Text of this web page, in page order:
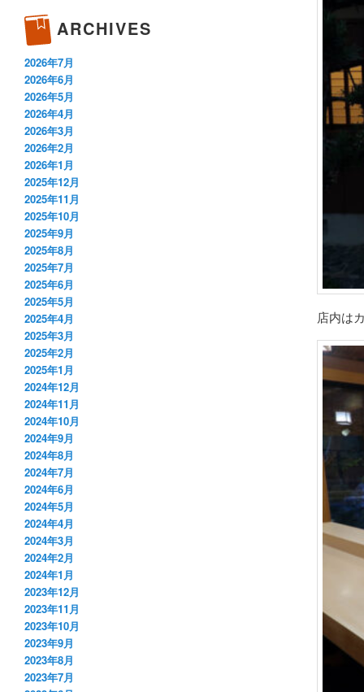
店内は
ARCHIVES
2026年7月
2026年6月
2026年5月
2026年4月
2026年3月
2026年2月
2026年1月
2025年12月
2025年11月
2025年10月
2025年9月
2025年8月
2025年7月
2025年6月
2025年5月
2025年4月
2025年3月
2025年2月
2025年1月
2024年12月
2024年11月
2024年10月
2024年9月
2024年8月
2024年7月
2024年6月
2024年5月
2024年4月
2024年3月
2024年2月
2024年1月
2023年12月
2023年11月
2023年10月
2023年9月
2023年8月
2023年7月